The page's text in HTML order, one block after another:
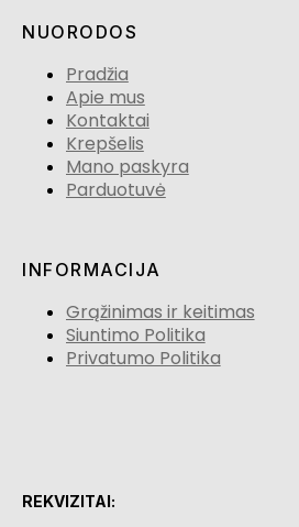
NUORODOS
Pradžia
Apie mus
Kontaktai
Krepšelis
Mano paskyra
Parduotuvė
INFORMACIJA
Grąžinimas ir keitimas
Siuntimo Politika
Privatumo Politika
REKVIZITAI: